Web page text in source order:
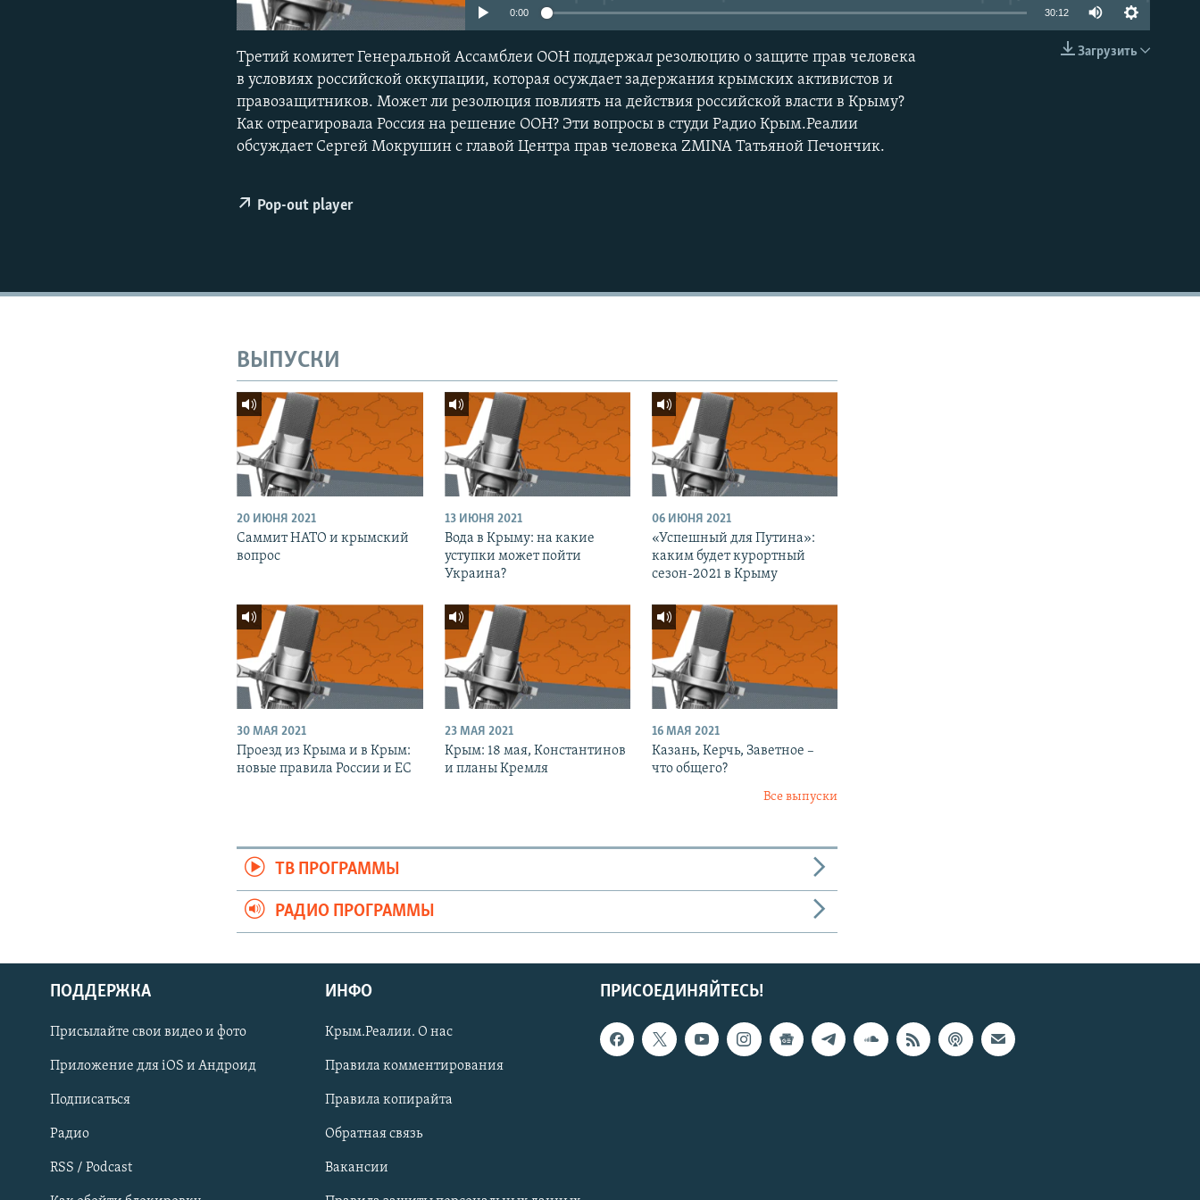
Українською
Qırımtatar
ПРИСОЕДИНЯЙТЕСЬ!
EMBED
0:00 30:12
Загрузить
Третий комитет Генеральной Ассамблеи ООН поддержал резолюцию о защите прав человека
в условиях российской оккупации, которая осуждает задержания крымских активистов и
правозащитников. Может ли резолюция повлиять на действия российской власти в Крыму?
Как отреагировала Россия на решение ООН? Эти вопросы в студи Радио Крым.Реалии
обсуждает Сергей Мокрушин с главой Центра прав человека ZMINA Татьяной Печончик.
Pop-out player
ВЫПУСКИ
20 ИЮНЯ 2021
Саммит НАТО и крымский
вопрос
13 ИЮНЯ 2021
Вода в Крыму: на какие
уступки может пойти
Украина?
06 ИЮНЯ 2021
«Успешный для Путина»:
каким будет курортный
сезон-2021 в Крыму
30 МАЯ 2021
Проезд из Крыма и в Крым:
новые правила России и ЕС
23 МАЯ 2021
Крым: 18 мая, Константинов
и планы Кремля
16 МАЯ 2021
Казань, Керчь, Заветное –
что общего?
Все выпуски
ТВ ПРОГРАММЫ
РАДИО ПРОГРАММЫ
ПРИСОЕДИНЯЙТЕСЬ!
ПОДДЕРЖКА
Присылайте свои видео и фото
Приложение для iOS и Андроид
Подписаться
Радио
RSS / Podcast
ИНФО
Крым.Реалии. О нас
Правила комментирования
Правила копирайта
Обратная связь
Вакансии